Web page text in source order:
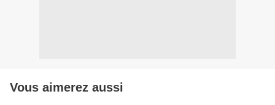
Vous aimerez aussi